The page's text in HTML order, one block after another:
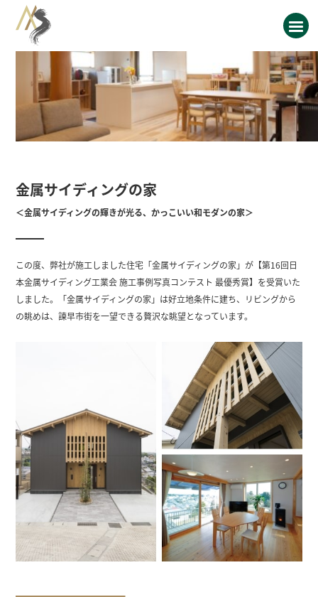
金属サイディングの家
＜金属サイディングの輝きが光る、かっこいい和モダンの家＞
この度、弊社が施工しました住宅「金属サイディングの家」が【第16回日
本金属サイディング工業会 施工事例写真コンテスト 最優秀賞】を受賞いた
しました。「金属サイディングの家」は好立地条件に建ち、リビングから
の眺めは、諫早市街を一望できる贅沢な眺望となっています。